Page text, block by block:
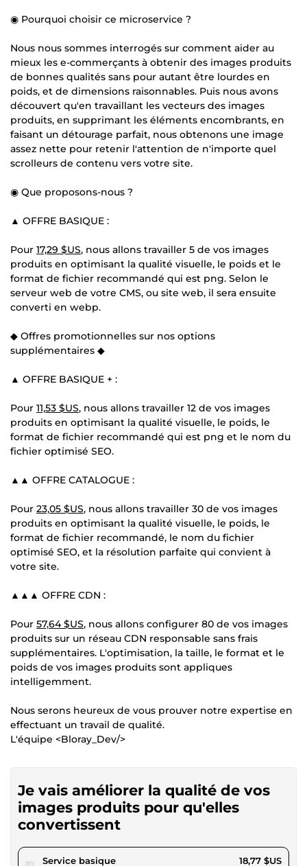
◉ Pourquoi choisir ce microservice ?
Nous nous sommes interrogés sur comment aider au
mieux les e-commerçants à obtenir des images produits
de bonnes qualités sans pour autant être lourdes en
poids, et de dimensions raisonnables. Puis nous avons
découvert qu'en travaillant les vecteurs des images
produits, en supprimant les éléments encombrants, en
faisant un détourage parfait, nous obtenons une image
assez nette pour retenir l'attention de n'importe quel
scrolleurs de contenu vers votre site.
◉ Que proposons-nous ?
▲ OFFRE BASIQUE :
Pour 17,29 $US, nous allons travailler 5 de vos images
produits en optimisant la qualité visuelle, le poids et le
format de fichier recommandé qui est png. Selon le
serveur web de votre CMS, ou site web, il sera ensuite
converti en webp.
◆ Offres promotionnelles sur nos options
supplémentaires ◆
▲ OFFRE BASIQUE + :
Pour 11,53 $US, nous allons travailler 12 de vos images
produits en optimisant la qualité visuelle, le poids, le
format de fichier recommandé qui est png et le nom du
fichier optimisé SEO.
▲▲ OFFRE CATALOGUE :
Pour 23,05 $US, nous allons travailler 30 de vos images
produits en optimisant la qualité visuelle, le poids, le
format de fichier recommandé, le nom du fichier
optimisé SEO, et la résolution parfaite qui convient à
votre site.
▲▲▲ OFFRE CDN :
Pour 57,64 $US, nous allons configurer 80 de vos images
produits sur un réseau CDN responsable sans frais
supplémentaires. L'optimisation, la taille, le format et le
poids de vos images produits sont appliques
intelligemment.
Nous serons heureux de vous prouver notre expertise en
effectuant un travail de qualité.
L'équipe <Bloray_Dev/>
Je vais améliorer la qualité de vos
images produits pour qu'elles
convertissent
Service basiquepour 17,29 $US 18,77 $US